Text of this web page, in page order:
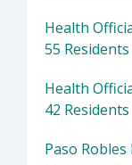
Health
55
Health
42
Paso